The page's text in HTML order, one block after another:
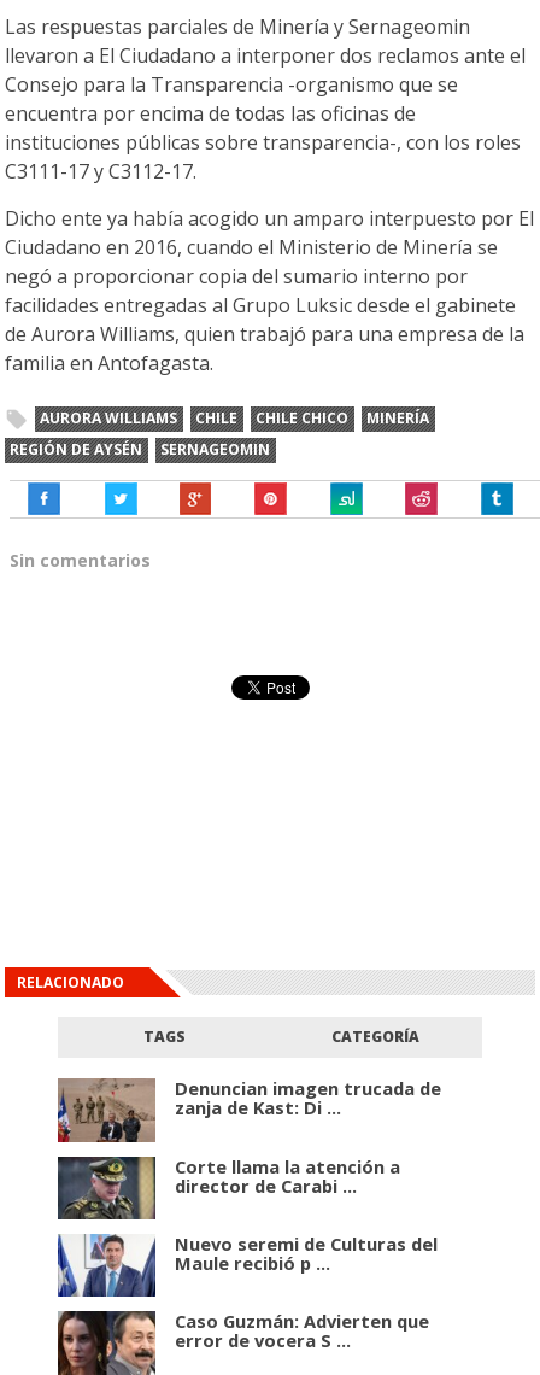
Las respuestas parciales de Minería y Sernageomin
llevaron a El Ciudadano a interponer dos reclamos ante el
Consejo para la Transparencia -organismo que se
encuentra por encima de todas las oficinas de
instituciones públicas sobre transparencia-, con los roles
C3111-17 y C3112-17.
Dicho ente ya había acogido un amparo interpuesto por El
Ciudadano en 2016, cuando el Ministerio de Minería se
negó a proporcionar copia del sumario interno por
facilidades entregadas al Grupo Luksic desde el gabinete
de Aurora Williams, quien trabajó para una empresa de la
familia en Antofagasta.
AURORA WILLIAMS CHILE CHILE CHICO
MINERÍA
REGIÓN DE AYSÉN
SERNAGEOMIN
Sin comentarios
RELACIONADO
TAGS CATEGORÍA
Denuncian imagen trucada de
zanja de Kast: Di ...
Corte llama la atención a
director de Carabi ...
Nuevo seremi de Culturas del
Maule recibió p ...
Caso Guzmán: Advierten que
error de vocera S ...